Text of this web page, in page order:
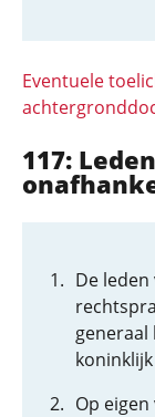
Eventuele
117:
De
generaal
Op